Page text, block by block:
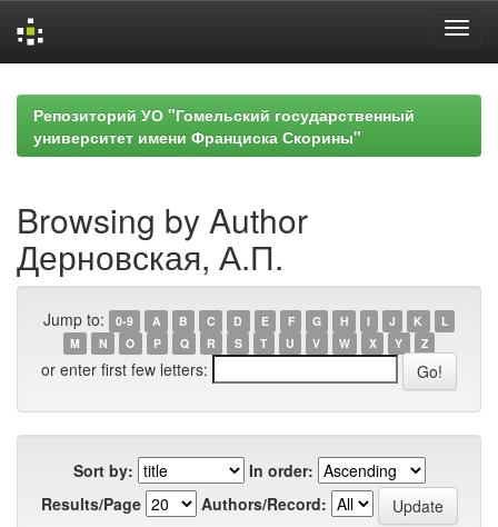
navigationРепозиторий УО "Гомельский государственный
университет имени Франциска Скорины"
Browsing by Author
Дерновская, А.П.
Jump to: 0-9 A B C D E F G H I J K
L
M
N O P Q R S T U V W X Y Z
or enter first few letters:
Sort by:
In order:
Results/Page
Authors/Record: